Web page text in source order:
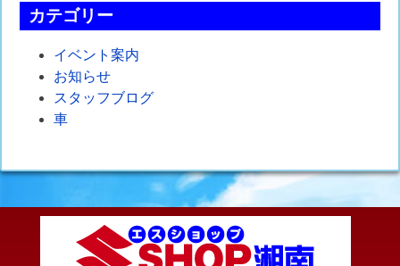
カテゴリー
イベント案内
お知らせ
スタッフブログ
車